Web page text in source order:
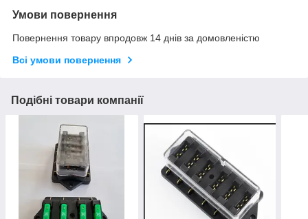
Умови повернення
Повернення товару впродовж 14 днів за домовленістю
Всі умови повернення
Подібні товари компанії